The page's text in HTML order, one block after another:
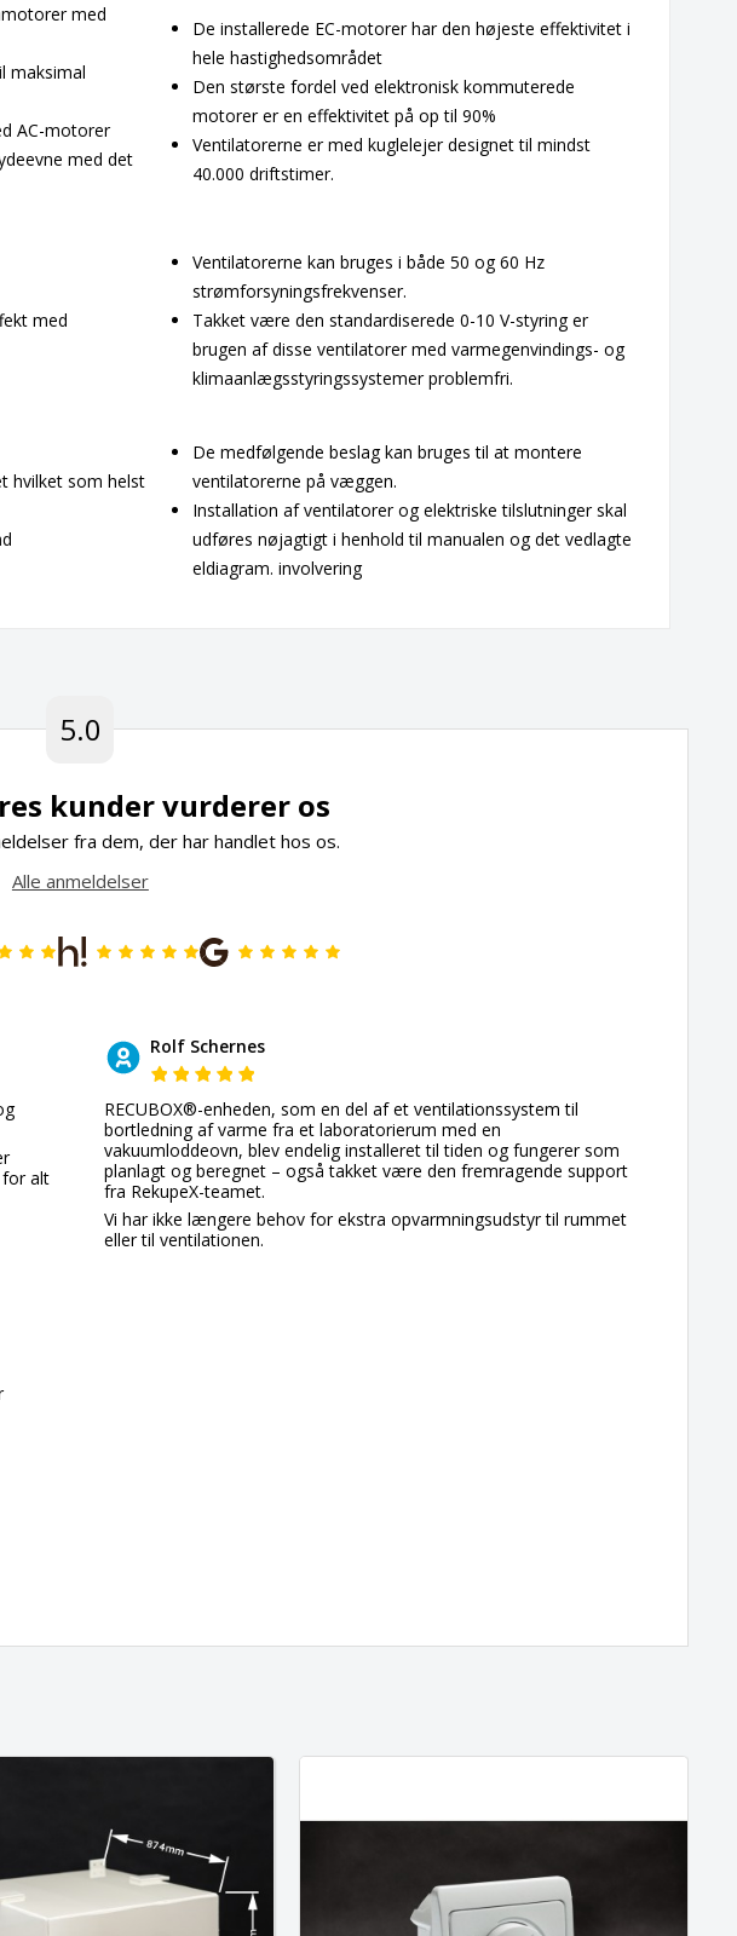
med
maksimal
AC-motorer
med det
De installerede EC-motorer har den højeste effektivitet i
hele hastighedsområdet
Den største fordel ved elektronisk kommuterede
motorer er en effektivitet på op til 90%
Ventilatorerne er med kuglelejer designet til mindst
40.000 driftstimer.
med
Ventilatorerne kan bruges i både 50 og 60 Hz
strømforsyningsfrekvenser.
Takket være den standardiserede 0-10 V-styring er
brugen af disse ventilatorer med varmegenvindings- og
klimaanlægsstyringssystemer problemfri.
hvilket som helst
De medfølgende beslag kan bruges til at montere
ventilatorerne på væggen.
Installation af ventilatorer og elektriske tilslutninger skal
udføres nøjagtigt i henhold til manualen og det vedlagte
eldiagram. involvering
5.0
kunder vurderer os
fra dem, der har handlet hos os.
Alle anmeldelser
alt
Rolf Schernes
RECUBOX®-enheden, som en del af et ventilationssystem til
bortledning af varme fra et laboratorierum med en
vakuumloddeovn, blev endelig installeret til tiden og fungerer som
planlagt og beregnet – også takket være den fremragende support
fra RekupeX-teamet.
Vi har ikke længere behov for ekstra opvarmningsudstyr til rummet
eller til ventilationen.